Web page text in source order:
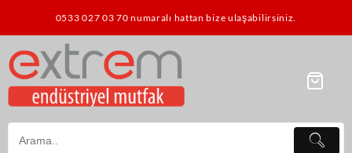
0533 027 03 70 numaralı hattan bize ulaşabilirsiniz.